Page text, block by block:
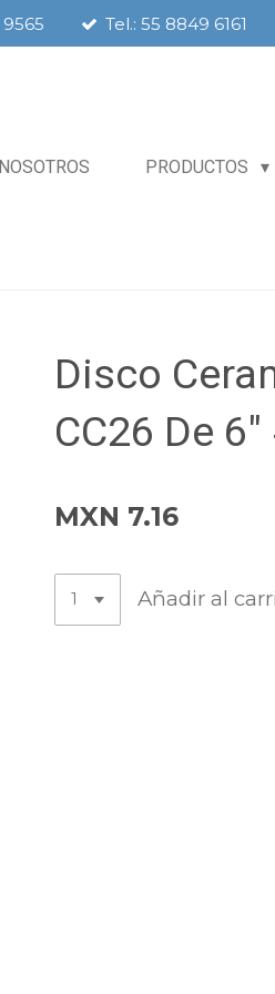
Tel.: 55 8849 6161
NOSOTROS PRODUCTOS
Disco
CC26 De
MXN 7.16
Añadir al